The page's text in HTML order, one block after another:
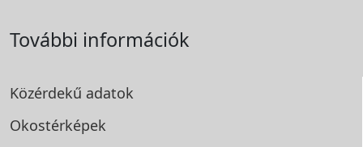
További információk
Közérdekű adatok
Okostérképek